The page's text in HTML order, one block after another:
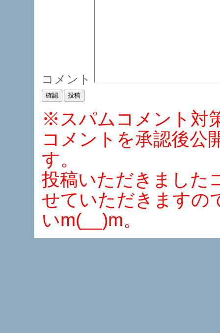
コメント
※スパムコメント対
コメントを承認後公
す。
投稿いただきました
せていただきますの
いm(__)m。